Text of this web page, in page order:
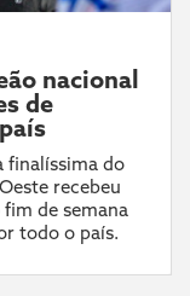
nacional
de
finalíssima do
recebeu
de semana
todo o país.